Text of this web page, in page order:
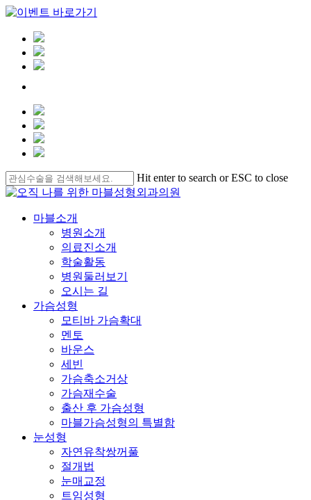
Skip
to
main
content
Hit enter to search or ESC to close
Close
Menu
마블소개
병원소개
의료진소개
학술활동
병원둘러보기
오시는 길
가슴성형
모티바 가슴확대
멘토
바운스
세빈
가슴축소거상
가슴재수술
출산 후 가슴성형
마블가슴성형의 특별함
눈성형
자연유착쌍꺼풀
절개법
눈매교정
트임성형